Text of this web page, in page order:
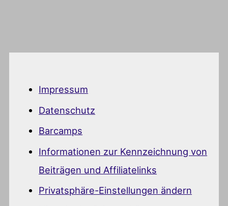
Impressum
Datenschutz
Barcamps
Informationen zur Kennzeichnung von
Beiträgen und Affiliatelinks
Privatsphäre-Einstellungen ändern